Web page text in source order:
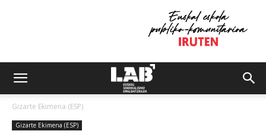
Gizarte Ekimena (ESP)
Gizarte Ekimena (ESP)